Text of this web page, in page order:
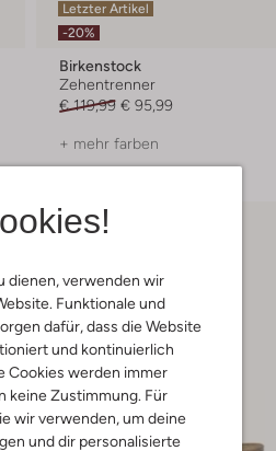
dienen, verwenden wir
Funktionale und
dafür, dass die Website
und kontinuierlich
Cookies werden immer
keine Zustimmung. Für
wir verwenden, um deine
und dir personalisierte
Letzter Artikel
-20%
Birkenstock
Zehentrenner
€ 119,99 € 95,99
+ mehr farben